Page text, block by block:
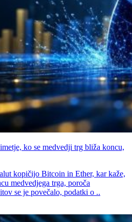
ko se medvedji trg bliža koncu,
kopičijo Bitcoin in Ether, kar kaže,
medvedjega trga, poroča
se je povečalo, podatki o ..